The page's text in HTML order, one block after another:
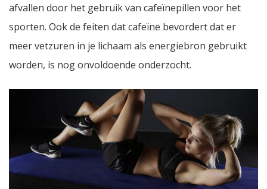
afvallen door het gebruik van cafeïnepillen voor het
sporten. Ook de feiten dat cafeïne bevordert dat er
meer vetzuren in je lichaam als energiebron gebruikt
worden, is nog onvoldoende onderzocht.